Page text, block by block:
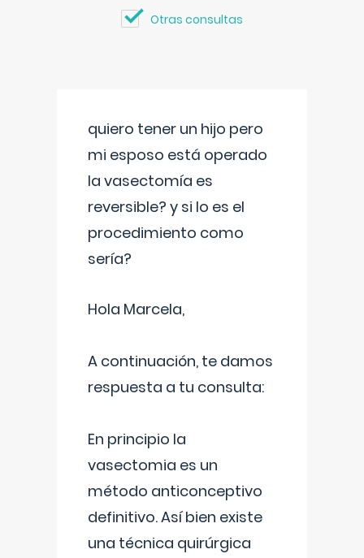
Otras consultas
quiero tener un hijo pero
mi esposo está operado
la vasectomía es
reversible? y si lo es el
procedimiento como
sería?
Hola Marcela,
A continuación, te damos
respuesta a tu consulta:
En principio la
vasectomia es un
método anticonceptivo
definitivo. Así bien existe
una técnica quirúrgica